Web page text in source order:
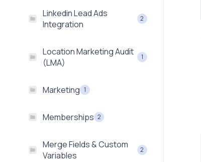
Linkedin Lead Ads
Integration
2
Location Marketing Audit
(LMA)
1
Marketing 1
Memberships 2
Merge Fields & Custom
Variables
2